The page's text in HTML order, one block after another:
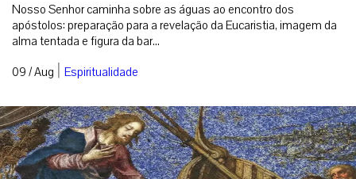
Nosso Senhor caminha sobre as águas ao encontro dos
apóstolos: preparação para a revelação da Eucaristia, imagem da
alma tentada e figura da bar...
09 / Aug | Espiritualidade